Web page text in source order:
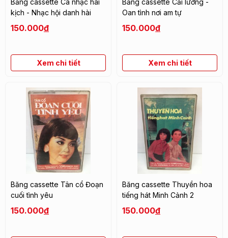
Băng cassette Ca nhạc hài
kịch - Nhạc hội danh hài
150.000đ
Xem chi tiết
Băng cassette Cải lương -
Oan tình nơi am tự
150.000đ
Xem chi tiết
Băng cassette Tân cổ Đoạn
cuối tình yêu
150.000đ
Băng cassette Thuyền hoa
tiếng hát Minh Cảnh 2
150.000đ